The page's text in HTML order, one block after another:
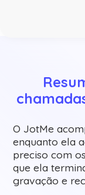
O JotMe
enquanto ela
preciso com
que ela
gravação e